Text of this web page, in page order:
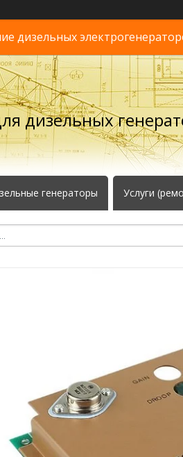
дизельных
дизельных
генераторы Услуги